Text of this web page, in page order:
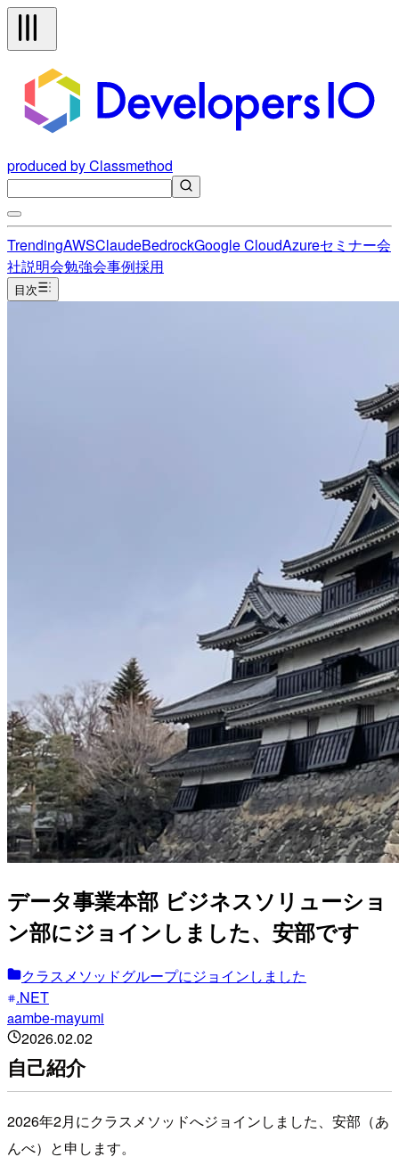
produced by Classmethod
TrendingAWSClaudeBedrockGoogle CloudAzureセミナー会
社説明会勉強会事例採用
目次
データ事業本部 ビジネスソリューショ
ン部にジョインしました、安部です
クラスメソッドグループにジョインしました
.NET
aambe-mayumi
2026.02.02
自己紹介
2026年2月にクラスメソッドへジョインしました、安部（あ
んべ）と申します。